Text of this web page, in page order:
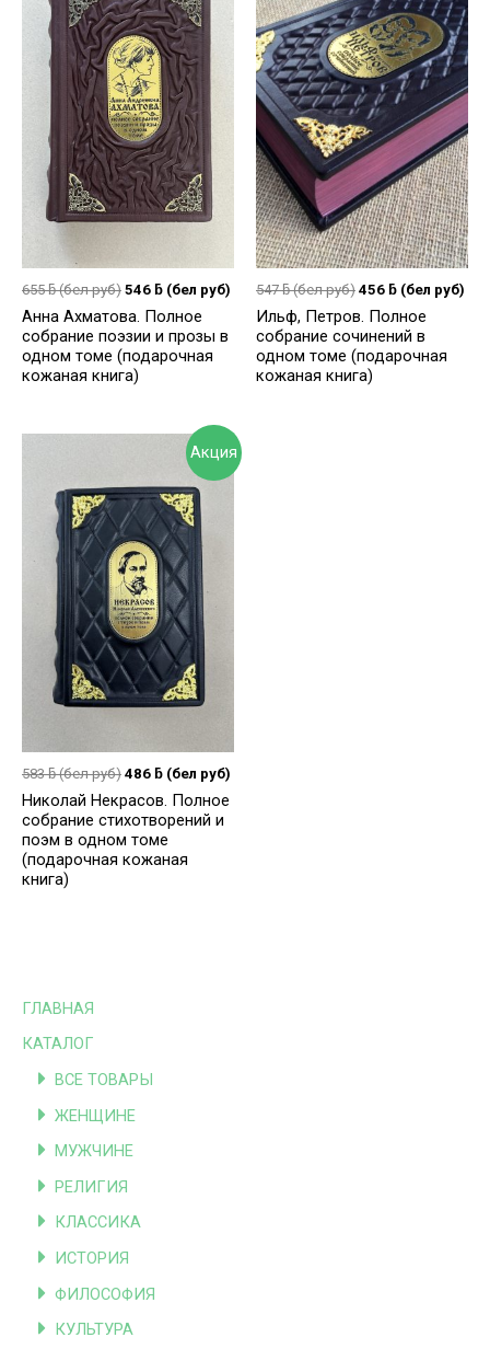
ГЛАВНАЯ
КАТАЛОГ
ВСЕ ТОВАРЫ
ЖЕНЩИНЕ
МУЖЧИНЕ
РЕЛИГИЯ
КЛАССИКА
ИСТОРИЯ
ФИЛОСОФИЯ
КУЛЬТУРА
655ƃ(бел руб) 546 ƃ (бел руб)
Анна Ахматова. Полное
собрание поэзии и прозы в
одном томе (подарочная
кожаная книга)
547ƃ(бел руб) 456 ƃ (бел руб)
Ильф, Петров. Полное
собрание сочинений в
одном томе (подарочная
кожаная книга)
Акция
583ƃ(бел руб) 486 ƃ (бел руб)
Николай Некрасов. Полное
собрание стихотворений и
поэм в одном томе
(подарочная кожаная
книга)